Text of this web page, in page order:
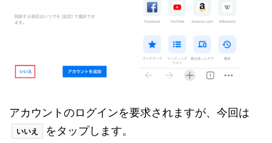
アカウントのログインを要求されますが、今回は
いいえ をタップします。